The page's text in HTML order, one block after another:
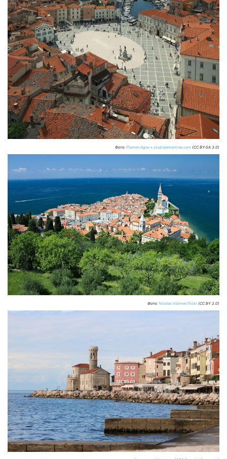
Фото: Plamen Agov • studiolemontree.com (CC BY-SA 3.0)
Фото: Nicolas Vollmer/flickr (CC BY 2.0)